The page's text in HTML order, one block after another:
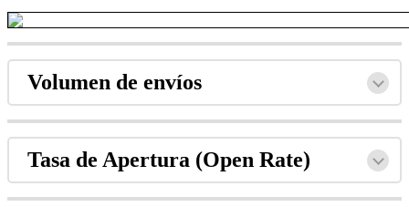
Volumen de envíos
Tasa de Apertura (Open Rate)